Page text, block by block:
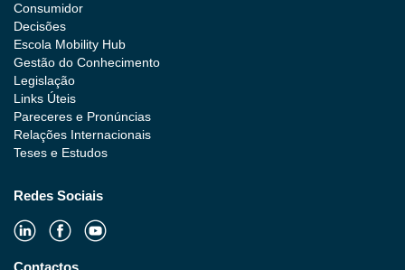
Consumidor
Decisões
Escola Mobility Hub
Gestão do Conhecimento
Legislação
Links Úteis
Pareceres e Pronúncias
Relações Internacionais
Teses e Estudos
Redes Sociais
Contactos